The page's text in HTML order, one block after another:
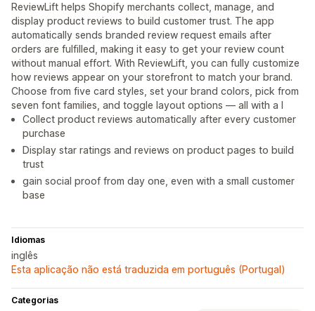
ReviewLift helps Shopify merchants collect, manage, and
display product reviews to build customer trust. The app
automatically sends branded review request emails after
orders are fulfilled, making it easy to get your review count
without manual effort. With ReviewLift, you can fully customize
how reviews appear on your storefront to match your brand.
Choose from five card styles, set your brand colors, pick from
seven font families, and toggle layout options — all with a l
Collect product reviews automatically after every customer
purchase
Display star ratings and reviews on product pages to build
trust
gain social proof from day one, even with a small customer
base
Idiomas
inglês
Esta aplicação não está traduzida em português (Portugal)
Categorias